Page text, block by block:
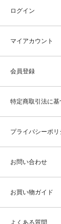
ログイン
マイアカウント
会員登録
特定商取引法に基
プライバシーポリ
お問い合わせ
お買い物ガイド